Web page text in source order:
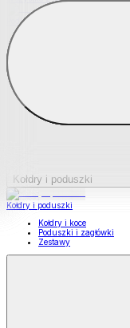
Podkładki na materace
Materace nawierzchniowe
Kołdry i poduszki
Kołdry i poduszki
Kołdry i koce
Poduszki i zagłówki
Zestawy